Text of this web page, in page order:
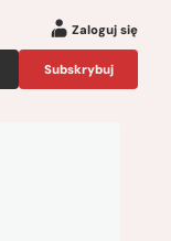
Zaloguj się
Subskrybuj